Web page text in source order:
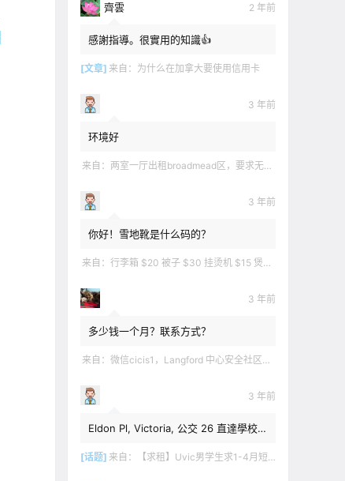
齊雲 2 年前
感謝指導。很實用的知識👍
[文章] 来自： 为什么在加拿大要使用信用卡
3 年前
环境好
来自： 两室一厅出租broadmead区，要求无烟无宠无麻无party，租金2200不包水电有意短信联系2508858496
3 年前
你好！雪地靴是什么码的？
来自： 行李箱 $20 被子 $30 挂烫机 $15 煲汤锅 $5 华夫饼机 $5 衣服 $5 雪地靴 $10 滑雪手套 $10 宜家衣物收纳 .
3 年前
多少钱一个月？联系方式？
来自： 微信cicis1，Langford 中心安全社区完全独立平地出入一室一厅一书房步行5分钟到公车站和商业圈 有后花园和.
3 年前
Eldon Pl, Victoria, 公交 26 直達學校，
[话题] 来自： 【求租】Uvic男学生求1-4月短租